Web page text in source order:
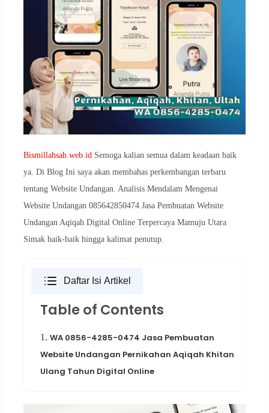
Bismillahsah.web.idSemoga kalian semua dalam keadaan baik
ya. Di Blog Ini saya akan membahas perkembangan terbaru
tentang Website Undangan. Analisis Mendalam Mengenai
Website Undangan 085642850474 Jasa Pembuatan Website
Undangan Aqiqah Digital Online Terpercaya Mamuju Utara
Simak baik-baik hingga kalimat penutup.
Daftar Isi Artikel
Table of Contents
1. WA 0856-4285-0474 Jasa Pembuatan
Website Undangan Pernikahan Aqiqah Khitan
Ulang Tahun Digital Online